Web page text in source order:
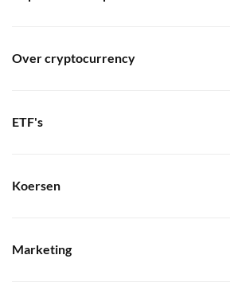
Over cryptocurrency
ETF's
Koersen
Marketing